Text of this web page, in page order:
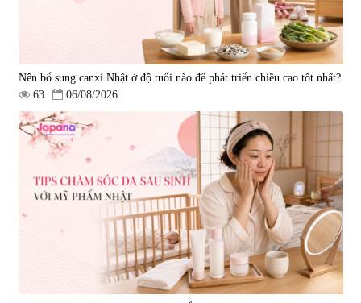
Nên bổ sung canxi Nhật ở độ tuổi nào để phát triển chiều cao tốt nhất?
63
06/08/2026